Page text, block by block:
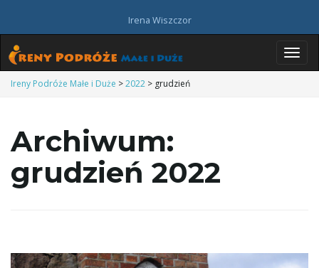
Irena Wiszczor
e
Ireny Podróże Małe i Duże >2022 > grudzień
Archiwum:
grudzień 2022